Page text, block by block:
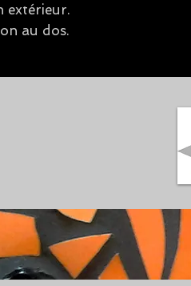
extérieur.
au dos.